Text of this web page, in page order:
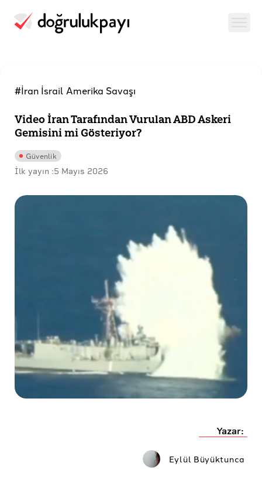
#İran İsrail Amerika Savaşı
Video İran Tarafından Vurulan ABD Askeri
Gemisini mi Gösteriyor?
Güvenlik
İlk yayın :5 Mayıs 2026
Yazar:
Eylül Büyüktunca